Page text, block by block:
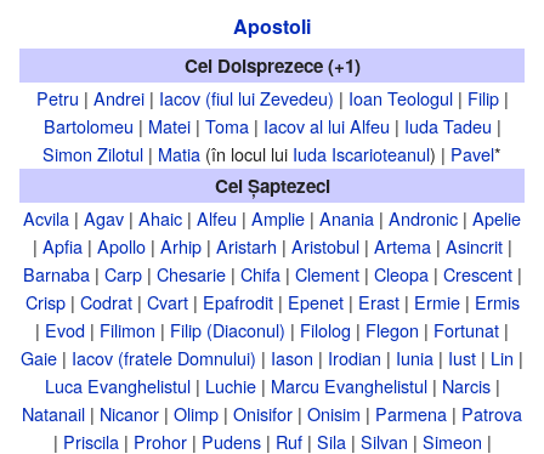
Apostoli
Cei Doisprezece (+1)
Petru | Andrei| Iacov (fiul lui Zevedeu) | Ioan Teologul| Filip|
Bartolomeu | Matei| Toma| Iacov al lui Alfeu | Iuda Tadeu |
Simon Zilotul | Matia (în locul lui Iuda Iscarioteanul) | Pavel*
Cei Șaptezeci
Acvila | Agav | Ahaic | Alfeu | Amplie | Anania | Andronic | Apelie
| Apfia| Apollo| Arhip| Aristarh | Aristobul| Artema| Asincrit|
Barnaba| Carp| Chesarie| Chifa| Clement| Cleopa| Crescent|
Crisp| Codrat| Cvart| Epafrodit| Epenet| Erast| Ermie| Ermis
| Evod | Filimon | Filip (Diaconul) | Filolog | Flegon | Fortunat |
Gaie | Iacov (fratele Domnului) | Iason | Irodian | Iunia | Iust | Lin |
Luca Evanghelistul| Luchie| Marcu Evanghelistul| Narcis|
Natanail | Nicanor | Olimp | Onisifor | Onisim | Parmena | Patrova
| Priscila| Prohor| Pudens| Ruf| Sila| Silvan | Simeon |